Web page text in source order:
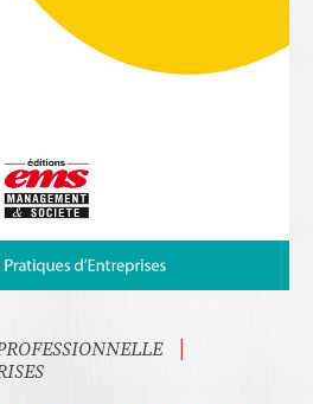
|